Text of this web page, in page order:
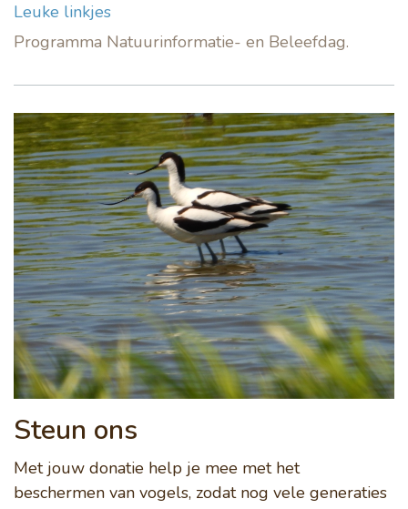
Leuke linkjes
Programma Natuurinformatie- en Beleefdag.
Steun ons
Met jouw donatie help je mee met het
beschermen van vogels, zodat nog vele generaties